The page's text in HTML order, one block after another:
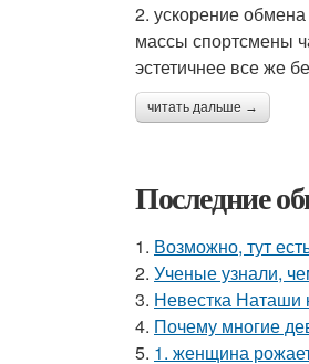
2. ускорение
массы спортсмены
эстетичнее все же
читать дальше →
Последние
1. Возможно, тут
2. Ученые узнали,
3. Невестка Наташи
4. Почему многие
5. 1. женщина